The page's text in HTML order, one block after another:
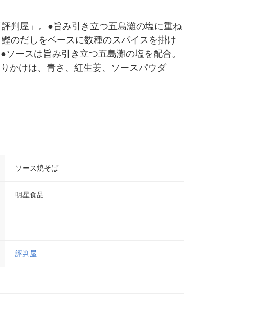
判屋」。●旨み引き立つ五島灘の塩に重ね
のだしをベースに数種のスパイスを掛け
ースは旨み引き立つ五島灘の塩を配合。
かけは、青さ、紅生姜、ソースパウダ
ソース焼そば
明星食品
評判屋